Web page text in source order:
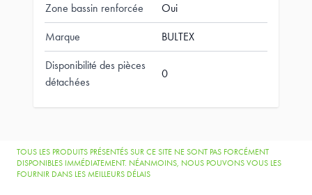
Zone bassin renforcée Oui
Marque BULTEX
Disponibilité des pièces
détachées
0
TOUS LES PRODUITS PRÉSENTÉS SUR CE SITE NE SONT PAS FORCÉMENT
DISPONIBLES IMMÉDIATEMENT. NÉANMOINS, NOUS POUVONS VOUS LES
FOURNIR DANS LES MEILLEURS DÉLAIS